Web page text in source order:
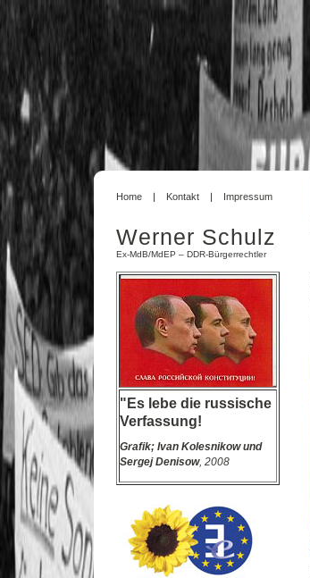
Home Kontakt Impressum
Werner Schulz
Ex-MdB/MdEP – DDR-Bürgerrechtler
"Es lebe die russische
Verfassung!
Grafik; Ivan Kolesnikow und
Sergej Denisow, 2008